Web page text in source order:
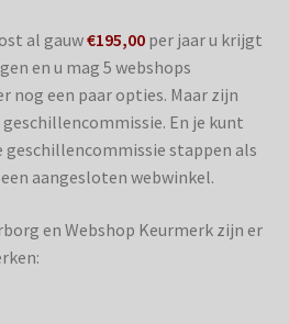
al gauw€195,00per jaar u krijgt
en u mag 5 webshops
nog een paar opties. Maar zijn
En je kunt
geschillencommissie stappen als
aangesloten webwinkel.
en Webshop Keurmerk zijn er